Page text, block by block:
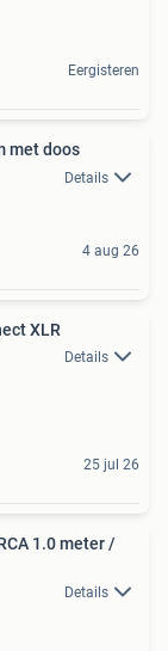
Eergisteren
met doos
Details
4 aug 26
XLR
Details
25 jul 26
1.0 meter /
Details